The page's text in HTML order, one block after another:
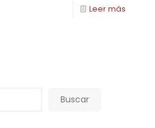
Leer más
Buscar